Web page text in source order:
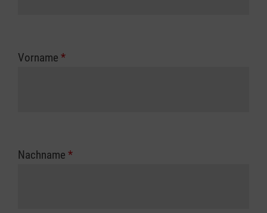
Vorname *
Nachname *